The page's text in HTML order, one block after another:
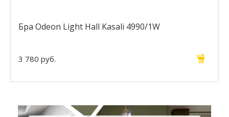
Бра Odeon Light Hall Kasali 4990/1W
3 780 руб.